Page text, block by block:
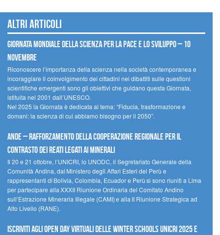
Altri articoli
Giornata mondiale della scienza per la pace e lo sviluppo – 10
novembre
Riconoscere l’importanza della scienza nella società contemporanea e
incoraggiare il coinvolgimento dei cittadini nei dibattiti sulle questioni
scientifiche emergenti sono gli obiettivi che guidano questa Giornata,
istituita nel 2001 dall’UNESCO.
Nel 2025 la Giornata è dedicata al tema: “Fiducia, trasformazione e
domani: la scienza di cui abbiamo bisogno per il 2050”.
Ande – Rafforzamento della cooperazione regionale per il
contrasto dei reati legati ai minerali
Il 20 e 21 ottobre, l’UNICRI, lo UNODC, il Segretariato Generale della
Comunità Andina, dal Ministero degli Affari Esteri del Perù e
rappresentanti di Bolivia, Colombia, Ecuador e Perù si sono riuniti a Lima
per partecipare alla XXXII Riunione Ordinaria del Comitato Andino
sull’Estrazione Mineraria Illegale (CAMI) e alla II Riunione Strategica ad
Alto Livello (RANE).
Iscriviti agli Open Day Virtuali delle Winter Schools UNICRI 2025 e